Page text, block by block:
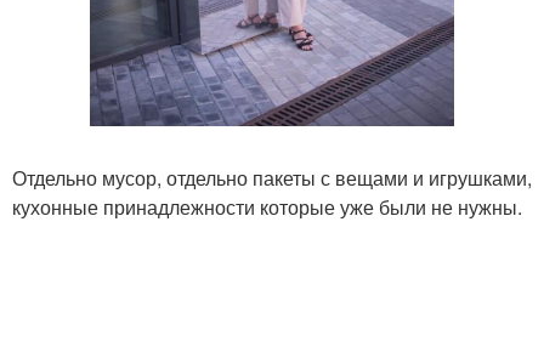
Отдельно мусор, отдельно пакеты с вещами и игрушками,
кухонные принадлежности которые уже были не нужны.